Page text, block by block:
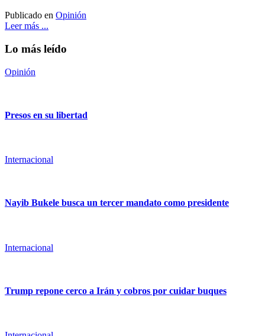
Publicado en Opinión
Leer más ...
Lo más leído
Opinión
Presos en su libertad
Internacional
Nayib Bukele busca un tercer mandato como presidente
Internacional
Trump repone cerco a Irán y cobros por cuidar buques